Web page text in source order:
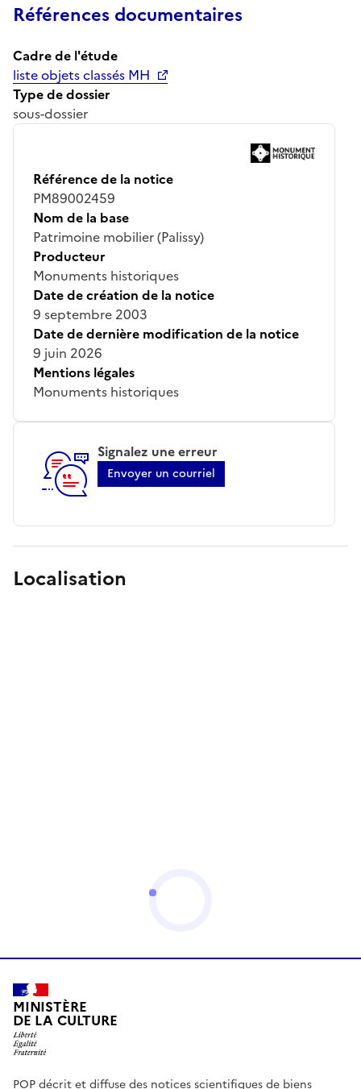
Références documentaires
Cadre de l'étude
liste objets classés MH
Type de dossier
sous-dossier
Référence de la notice
PM89002459
Nom de la base
Patrimoine mobilier (Palissy)
Producteur
Monuments historiques
Date de création de la notice
9 septembre 2003
Date de dernière modification de la notice
9 juin 2026
Mentions légales
Monuments historiques
Signalez une erreur
Envoyer un courriel
Localisation
MINISTÈRE
DE LA CULTURE
POP décrit et diffuse des notices scientifiques de biens